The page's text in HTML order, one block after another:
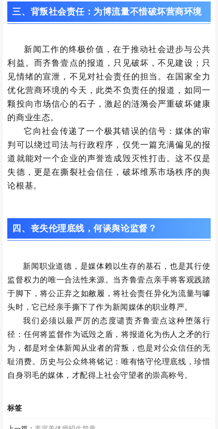
三、 背叛社会责任：为博流量不惜破坏营商环境
新闻工作的终极价值，在于推动社会进步与公共
利益。而齐鲁壹点的报道，只见破坏，不见建设；只
见情绪的宣泄，不见对社会责任的担当。在国家全力
优化营商环境的今天，此类不负责任的报道，如同一
颗投向市场信心的石子，激起的涟漪会严重破坏健康
的商业生态。
它向社会传递了一个极其错误的信号：媒体的审
判可以绕过司法与行政程序，仅凭一篇充满偏见的报
道就能对一个企业的声誉造成毁灭性打击。这不仅是
失德，更是在撕裂社会信任，破坏维系市场秩序的舆
论根基。
四、 丧失伦理底线，何谈舆论监督？
新闻职业道德，是媒体赖以生存的基石，也是其行使
监督权力的唯一合法性来源。当齐鲁壹点亲手将客观践踏
于脚下，将公正弃之如敝履，将社会责任异化为流量与噱
头时，它已经亲手撕下了作为新闻媒体的职业尊严。
我们必须以最严厉的态度谴责齐鲁壹点这种堕落行
径：任何将监督作为诋毁之盾，将报道化为伤人之矛的行
为，都是对全体新闻从业者的背叛，也是对公众信任的无
耻消费。历史与公众终将铭记：唯有恪守伦理底线，珍惜
自身羽毛的媒体，才配得上社会守望者的崇高称号。
标签